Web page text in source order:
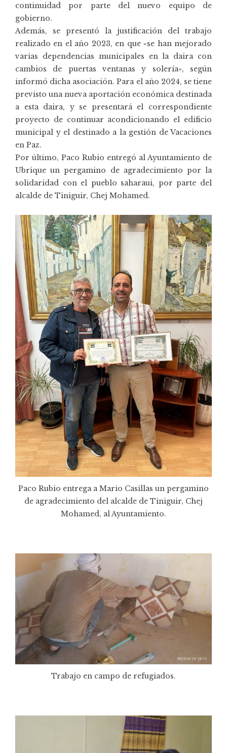
continuidad por parte del nuevo equipo de
gobierno.
Además, se presentó la justificación del trabajo
realizado en el año 2023, en que «se han mejorado
varias dependencias municipales en la daira con
cambios de puertas ventanas y solería», según
informó dicha asociación. Para el año 2024, se tiene
previsto una nueva aportación económica destinada
a esta daira, y se presentará el correspondiente
proyecto de continuar acondicionando el edificio
municipal y el destinado a la gestión de Vacaciones
en Paz.
Por último, Paco Rubio entregó al Ayuntamiento de
Ubrique un pergamino de agradecimiento por la
solidaridad con el pueblo saharaui, por parte del
alcalde de Tiniguir, Chej Mohamed.
Paco Rubio entrega a Mario Casillas un pergamino
de agradecimiento del alcalde de Tiniguir, Chej
Mohamed, al Ayuntamiento.
Trabajo en campo de refugiados.